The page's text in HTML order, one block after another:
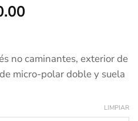
El
es:
$6,380.00.
no caminantes, exterior de
micro-polar doble y suela
LIMPIAR